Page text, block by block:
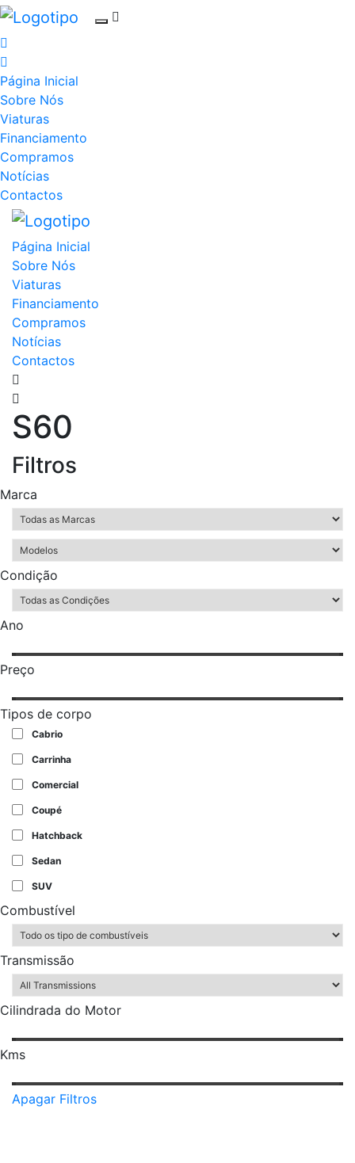
Página Inicial
Sobre Nós
Viaturas
Financiamento
Compramos
Notícias
Contactos
Página Inicial
Sobre Nós
Viaturas
Financiamento
Compramos
Notícias
Contactos
S60
Filtros
Marca
Condição
Ano
Preço
Tipos de corpo
Cabrio
Carrinha
Comercial
Coupé
Hatchback
Sedan
SUV
Combustível
Transmissão
Cilindrada do Motor
Kms
Apagar Filtros